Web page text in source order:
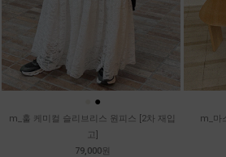
●
m_훌 케미컬 슬리브리스 원피스 [2차 재입
고]
79,000원
m_마